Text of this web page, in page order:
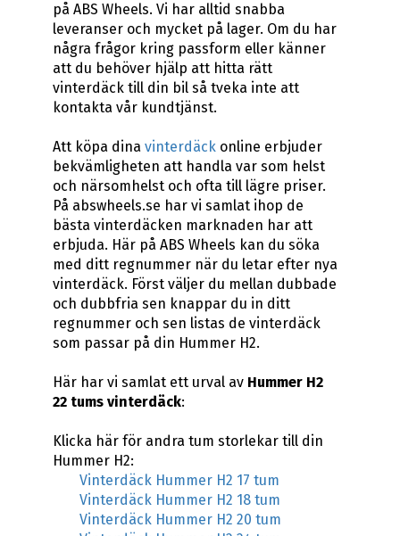
på ABS Wheels. Vi har alltid snabba
leveranser och mycket på lager. Om du har
några frågor kring passform eller känner
att du behöver hjälp att hitta rätt
vinterdäck till din bil så tveka inte att
kontakta vår kundtjänst.
Att köpa dina vinterdäckonline erbjuder
bekvämligheten att handla var som helst
och närsomhelst och ofta till lägre priser.
På abswheels.se har vi samlat ihop de
bästa vinterdäcken marknaden har att
erbjuda. Här på ABS Wheels kan du söka
med ditt regnummer när du letar efter nya
vinterdäck. Först väljer du mellan dubbade
och dubbfria sen knappar du in ditt
regnummer och sen listas de vinterdäck
som passar på din Hummer H2.
Här har vi samlat ett urval av Hummer H2
22 tums vinterdäck:
Klicka här för andra tum storlekar till din
Hummer H2:
Vinterdäck Hummer H2 17 tum
Vinterdäck Hummer H2 18 tum
Vinterdäck Hummer H2 20 tum